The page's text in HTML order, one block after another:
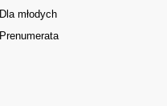
Dla młodych
Prenumerata